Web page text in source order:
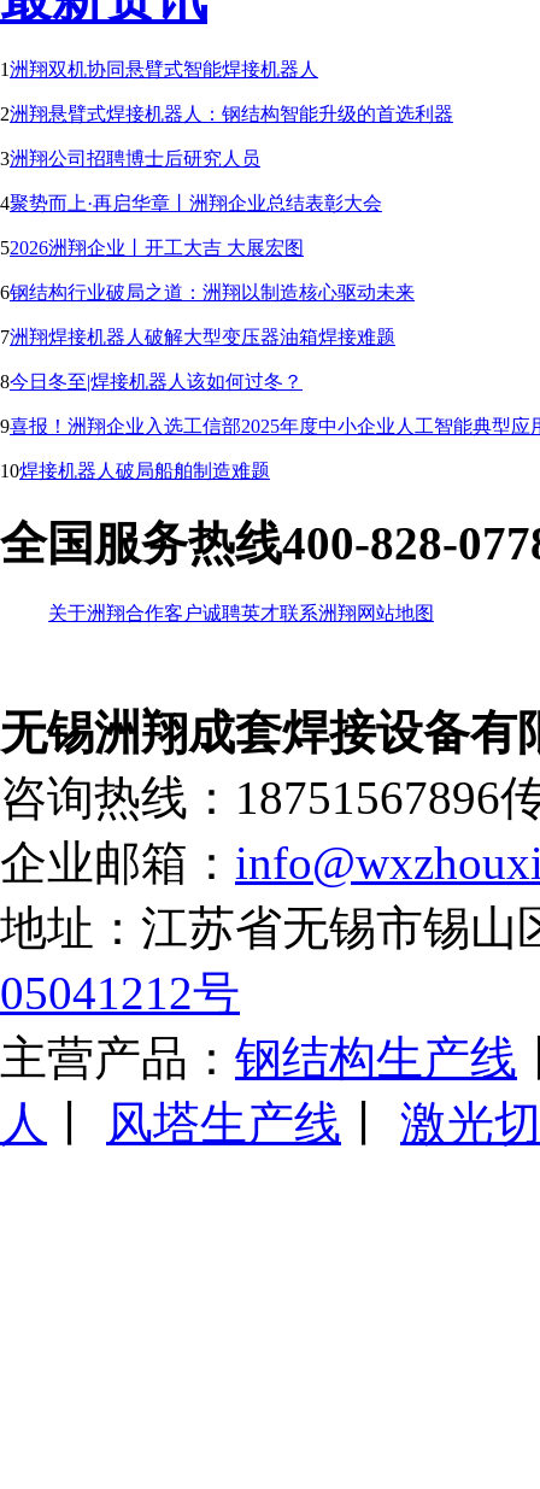
1洲翔双机协同悬臂式智能焊接机器人
2洲翔悬臂式焊接机器人：钢结构智能升级的首选利器
3洲翔公司招聘博士后研究人员
4聚势而上·再启华章丨洲翔企业总结表彰大会
52026洲翔企业丨开工大吉 大展宏图
6钢结构行业破局之道：洲翔以制造核心驱动未来
7洲翔焊接机器人破解大型变压器油箱焊接难题
8今日冬至|焊接机器人该如何过冬？
9喜报！洲翔企业入选工信部2025年度中小企业人工智能典型应
10焊接机器人破局船舶制造难题
全国服务热线400-828-
关于洲翔合作客户诚聘英才联系洲翔网站地图
无锡洲翔成套焊接设备有
咨询热线：18751567896
企业邮箱：
地址：江苏省无锡市锡
05041212号
主营产品： 钢结构生产线
人
风塔生产线 激光